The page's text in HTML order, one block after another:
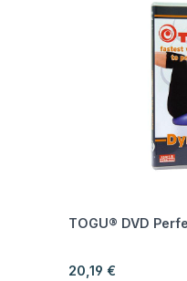
TOGU® DVD
Regulärer Preis:
20,19 €